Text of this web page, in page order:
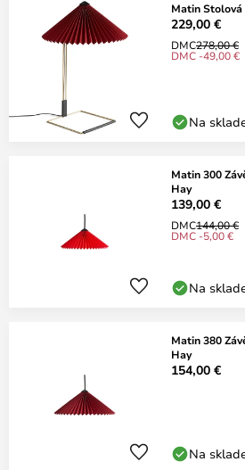
Matin
229,00 €
DMC278,00 €
DMC -49,00 €
Na
Matin 300
Hay
139,00 €
DMC144,00 €
DMC -5,00 €
Na
Matin 380
Hay
154,00 €
Na